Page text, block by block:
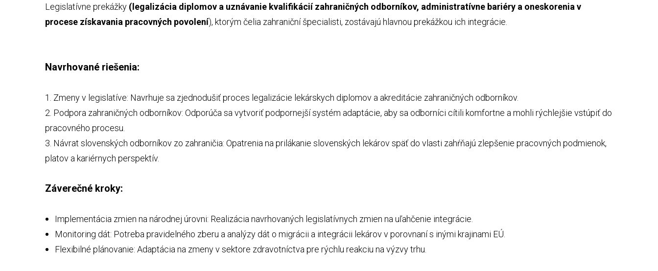
Legislatívne prekážky (legalizácia diplomov a uznávanie kvalifikácií zahraničných odborníkov, administratívne bariéry a oneskorenia v
procese získavania pracovných povolení), ktorým čelia zahraniční špecialisti, zostávajú hlavnou prekážkou ich integrácie.
Navrhované riešenia:
1. Zmeny v legislatíve: Navrhuje sa zjednodušiť proces legalizácie lekárskych diplomov a akreditácie zahraničných odborníkov.
2. Podpora zahraničných odborníkov: Odporúča sa vytvoriť podpornejší systém adaptácie, aby sa odborníci cítili komfortne a mohli rýchlejšie vstúpiť do
pracovného procesu.
3. Návrat slovenských odborníkov zo zahraničia: Opatrenia na prilákanie slovenských lekárov späť do vlasti zahŕňajú zlepšenie pracovných podmienok,
platov a kariérnych perspektív.
Záverečné kroky:
Implementácia zmien na národnej úrovni: Realizácia navrhovaných legislatívnych zmien na uľahčenie integrácie.
Monitoring dát: Potreba pravidelného zberu a analýzy dát o migrácii a integrácii lekárov v porovnaní s inými krajinami EÚ.
Flexibilné plánovanie: Adaptácia na zmeny v sektore zdravotníctva pre rýchlu reakciu na výzvy trhu.